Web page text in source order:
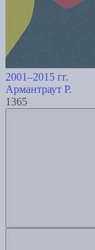
2001–2015 гг.
Армантраут Р.
1365